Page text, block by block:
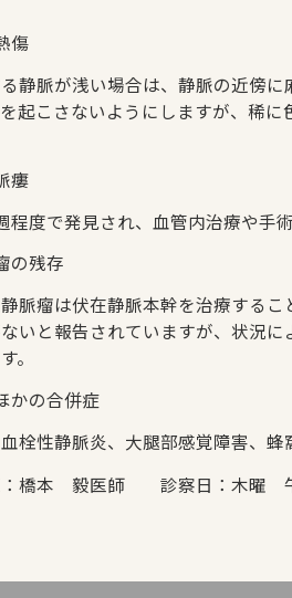
傷
静脈が浅い場合は、静脈の近傍に
起こさないようにしますが、稀
瘻
度で発見され、血管内治療や手
の残存
脈瘤は伏在静脈本幹を治療する
いと報告されていますが、状況
。
かの合併症
栓性静脈炎、大腿部感覚障害、蜂
：橋本 毅医師 診察日：木曜